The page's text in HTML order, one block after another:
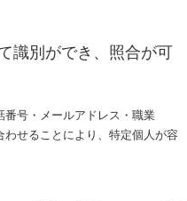
識別ができ、照合が可
番号・メールアドレス・職業
せることにより、特定個人が容